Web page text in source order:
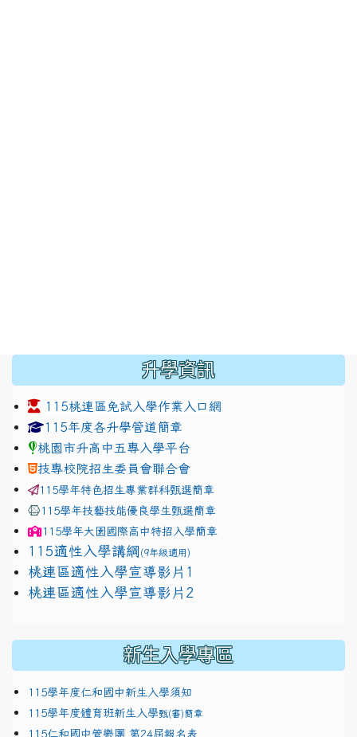
升學資訊
115桃連區免試入學作業入口網
link to https://www.jhjhs.tyc.edu.tw/modules/
115年度各升學管道簡章
桃園市升高中五專入學平台
技專校院招生委員會聯合會
115學年特色招生專業群科甄選簡章
115學年技藝技能優良學生甄選簡章
115學年大園國際高中特招入學簡章
115適性入學講綱 (9年級適用)
link to https://docs.google.com/presentation/d/
桃連區適性入學宣導影片1
link to https://docs.google.com/presentation/d/
桃連區適性入學宣導影片2
新生入學專區
115學年度仁和國中新生入學須知
115學年度體育班新生入學甄(審)簡章
115仁和國中管樂團 第24屆報名表